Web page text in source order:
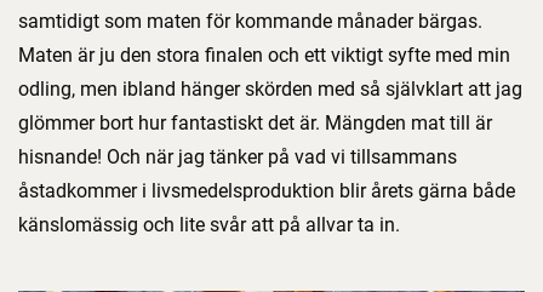
samtidigt som maten för kommande månader bärgas.
Maten är ju den stora finalen och ett viktigt syfte med min
odling, men ibland hänger skörden med så självklart att jag
glömmer bort hur fantastiskt det är. Mängden mat till är
hisnande! Och när jag tänker på vad vi tillsammans
åstadkommer i livsmedelsproduktion blir årets gärna både
känslomässig och lite svår att på allvar ta in.